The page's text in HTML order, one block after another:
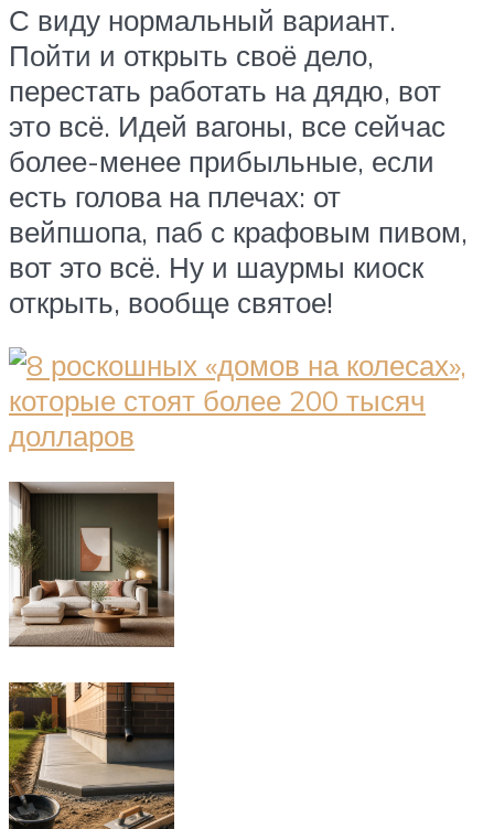
С виду нормальный вариант.
Пойти и открыть своё дело,
перестать работать на дядю, вот
это всё. Идей вагоны, все сейчас
более-менее прибыльные, если
есть голова на плечах: от
вейпшопа, паб с крафовым пивом,
вот это всё. Ну и шаурмы киоск
открыть, вообще святое!